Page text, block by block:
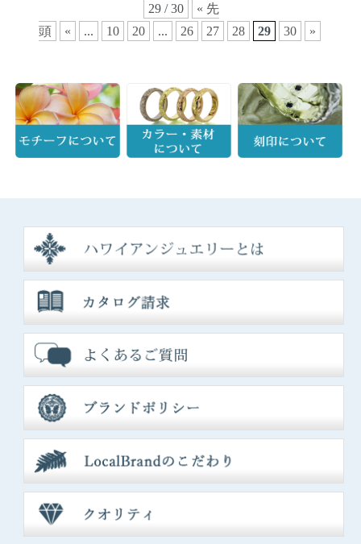
29 / 30
« 先
頭
« ... 10 20 ... 26 27 28 29 30 »